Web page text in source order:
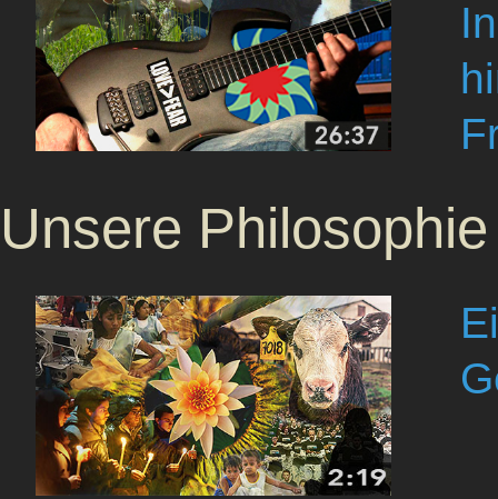
Unsere Philosophie